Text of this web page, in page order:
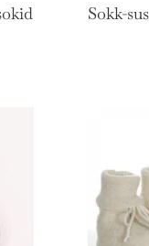
Sokk-